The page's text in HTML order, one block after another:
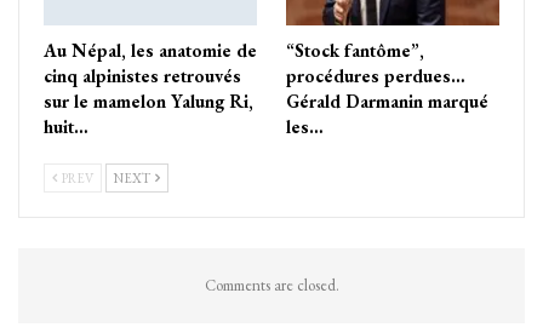
Au Népal, les anatomie de
cinq alpinistes retrouvés
sur le mamelon Yalung Ri,
huit…
“Stock fantôme”,
procédures perdues…
Gérald Darmanin marqué
les…
PREV NEXT
Comments are closed.